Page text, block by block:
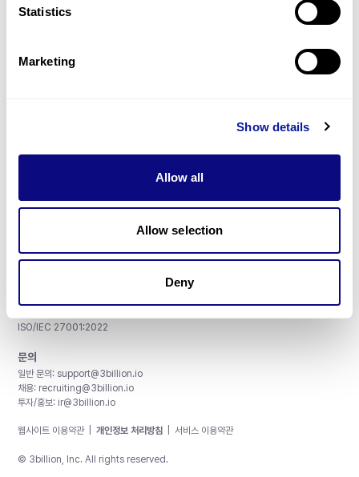
Statistics
Marketing
Show details
Allow all
Allow selection
Deny
매달 뉴스레터를 통해 최신 블로그 포스트와 소식을 받아보세요.
주식회사 쓰리빌리언
서울특별시 강남구 테헤란로 415, 8층
사업자등록번호: 290-81-00524
대표이사: 금창원
ISO/IEC 27001:2022
문의
일반 문의: support@3billion.io
채용: recruiting@3billion.io
투자/홍보: ir@3billion.io
웹사이트 이용약관 개인정보 처리방침 서비스 이용약관
© 3billion, Inc. All rights reserved.